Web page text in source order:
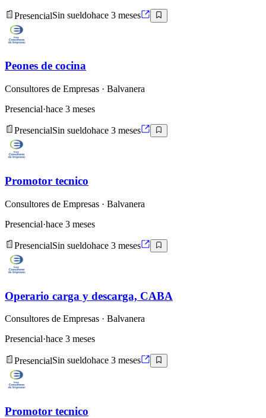
PresencialSin sueldohace 3 meses
Peones de cocina
Consultores de Empresas · Balvanera
Presencial·hace 3 meses
PresencialSin sueldohace 3 meses
Promotor tecnico
Consultores de Empresas · Balvanera
Presencial·hace 3 meses
PresencialSin sueldohace 3 meses
Operario carga y descarga, CABA
Consultores de Empresas · Balvanera
Presencial·hace 3 meses
PresencialSin sueldohace 3 meses
Promotor tecnico